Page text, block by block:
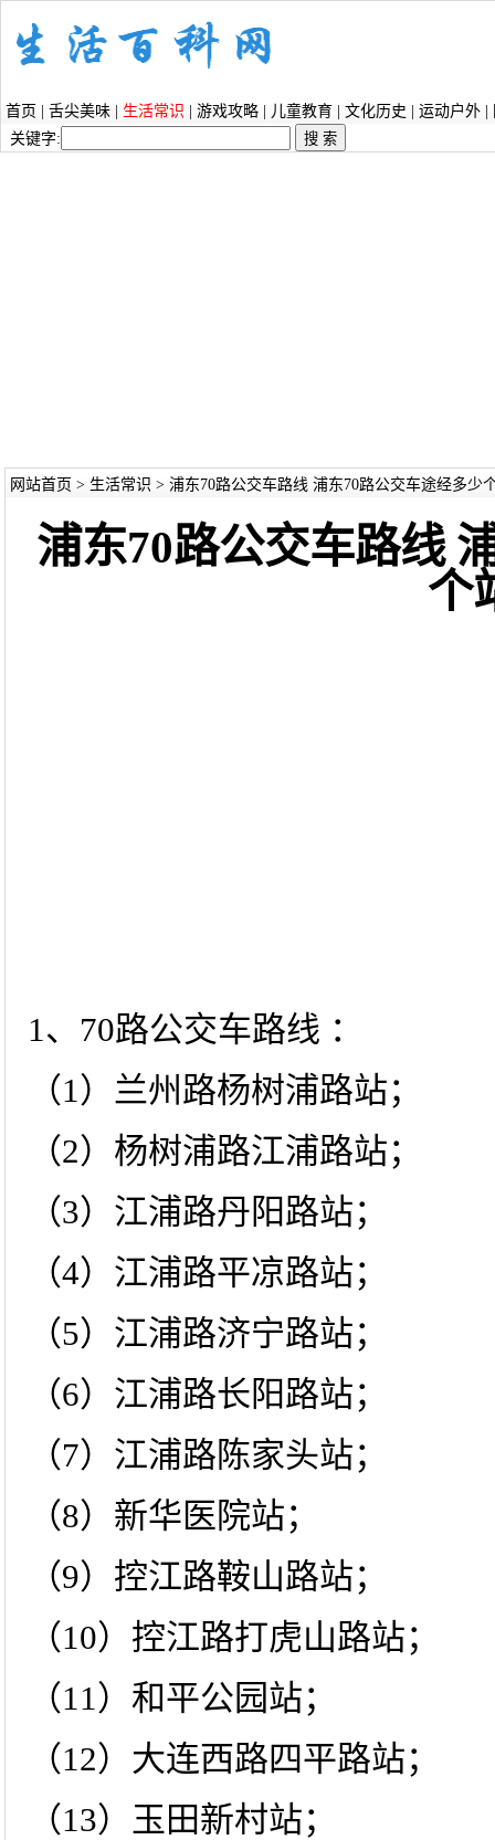
首页 舌尖美味 生活常识 游戏攻略 儿童教育 文化历史 运动户外
关键字:
网站首页 > 生活常识 > 浦东70路公交车路线 浦东70路公交车途经多少
浦东70路公交车路线
个
1、70路公交车路线 ：
（1）兰州路杨树浦路站；
（2）杨树浦路江浦路站；
（3）江浦路丹阳路站；
（4）江浦路平凉路站；
（5）江浦路济宁路站；
（6）江浦路长阳路站；
（7）江浦路陈家头站；
（8）新华医院站；
（9）控江路鞍山路站；
（10）控江路打虎山路站；
（11）和平公园站；
（12）大连西路四平路站；
（13）玉田新村站；